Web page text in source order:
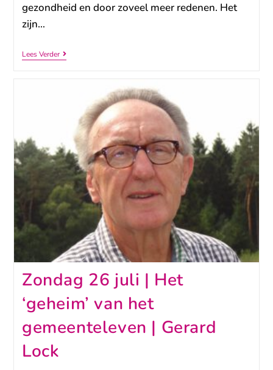
gezondheid en door zoveel meer redenen. Het
zijn…
Lees Verder
Zondag 26 juli | Het
‘geheim’ van het
gemeenteleven | Gerard
Lock